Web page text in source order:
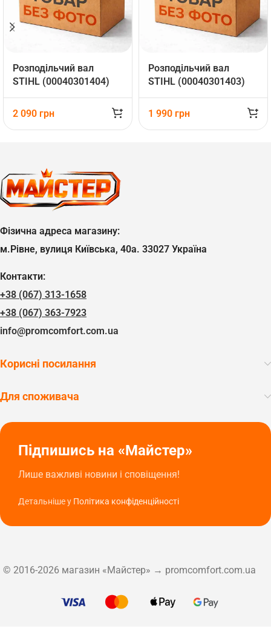
Розподільчий вал
STIHL (00040301404)
2 090 грн
Розподільчий вал
STIHL (00040301403)
1 990 грн
Фізична адреса магазину:
м.Рівне, вулиця Київська, 40а. 33027 Україна
Контакти:
+38 (067) 313-1658
+38 (067) 363-7923
info@promcomfort.com.ua
Корисні посилання
Для споживача
Підпишись на «Майстер»
Лише важливі новини і сповіщення!
Детальніше у Політика конфіденційності
© 2016-2026 магазин «Майстер» → promcomfort.com.ua